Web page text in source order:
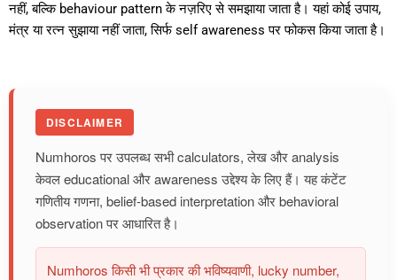
नहीं, बल्कि behaviour pattern के नज़रिए से समझाया जाता है। यहां कोई उपाय,
मंत्र या रत्न सुझाया नहीं जाता, सिर्फ self awareness पर फोकस किया जाता है।
DISCLAIMER
Numhoros पर उपलब्ध सभी calculators, लेख और analysis
केवल educational और awareness उद्देश्य के लिए हैं। यह कंटेंट
गणितीय गणना, belief-based interpretation और behavioral
observation पर आधारित है।
Numhoros किसी भी प्रकार की भविष्यवाणी, lucky number,